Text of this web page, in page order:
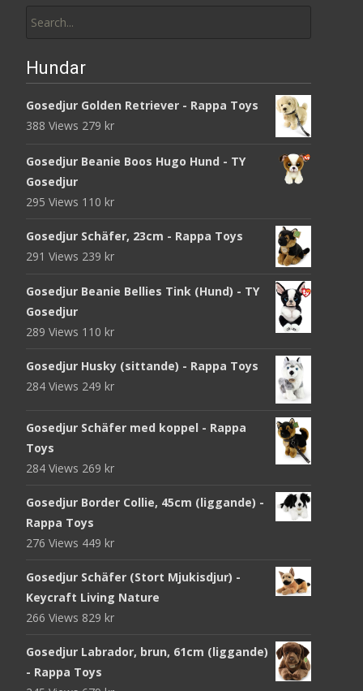
for:
Hundar
Gosedjur Golden Retriever - Rappa Toys
388 Views 279 kr
Gosedjur Beanie Boos Hugo Hund - TY
Gosedjur
295 Views 110 kr
Gosedjur Schäfer, 23cm - Rappa Toys
291 Views 239 kr
Gosedjur Beanie Bellies Tink (Hund) - TY
Gosedjur
289 Views 110 kr
Gosedjur Husky (sittande) - Rappa Toys
284 Views 249 kr
Gosedjur Schäfer med koppel - Rappa
Toys
284 Views 269 kr
Gosedjur Border Collie, 45cm (liggande) -
Rappa Toys
276 Views 449 kr
Gosedjur Schäfer (Stort Mjukisdjur) -
Keycraft Living Nature
266 Views 829 kr
Gosedjur Labrador, brun, 61cm (liggande)
- Rappa Toys